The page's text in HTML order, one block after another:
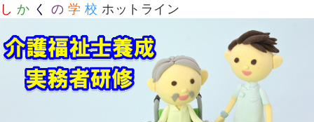
し か く の 学 校 ホットライン